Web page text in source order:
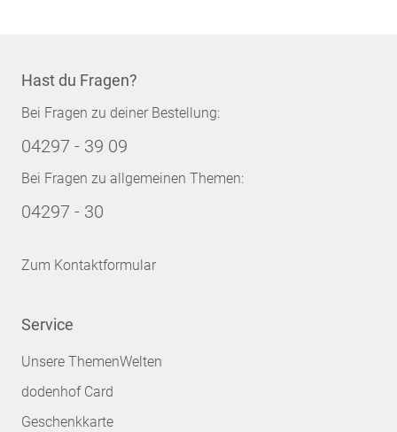
Hast du Fragen?
Bei Fragen zu deiner Bestellung:
04297 - 39 09
Bei Fragen zu allgemeinen Themen:
04297 - 30
Zum Kontaktformular
Service
Unsere ThemenWelten
dodenhof Card
Geschenkkarte